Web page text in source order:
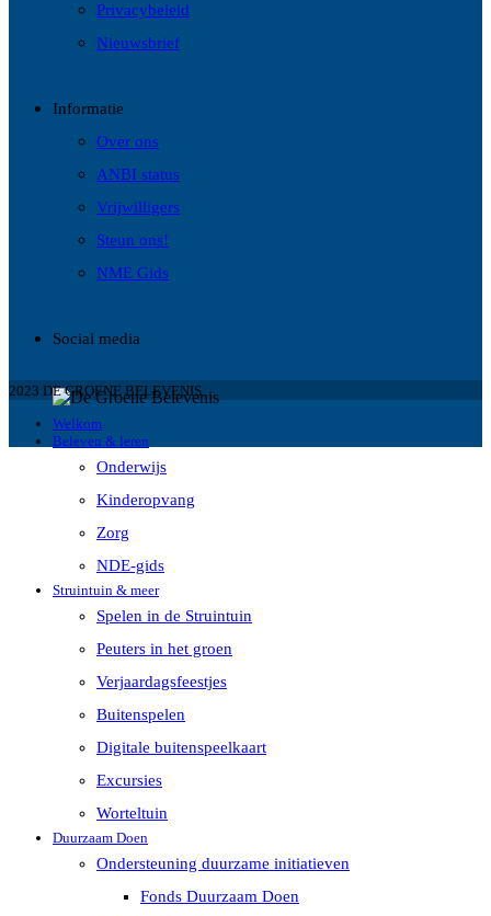
Privacybeleid
Nieuwsbrief
Informatie
Over ons
ANBI status
Vrijwilligers
Steun ons!
NME Gids
Social media
2023 DE GROENE BELEVENIS
Welkom
Beleven & leren
Onderwijs
Kinderopvang
Zorg
NDE-gids
Struintuin & meer
Spelen in de Struintuin
Peuters in het groen
Verjaardagsfeestjes
Buitenspelen
Digitale buitenspeelkaart
Excursies
Worteltuin
Duurzaam Doen
Ondersteuning duurzame initiatieven
Fonds Duurzaam Doen